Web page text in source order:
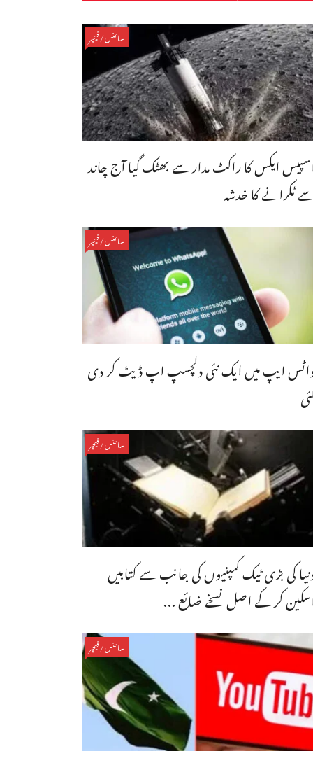
سائنس/فیچر
ایکس کا راکٹ مدار سے بھٹک گیا آج چاند
ٹکرانے کا خدشہ
سائنس/فیچر
ایپ میں ایک نئی دلچسپ اپ ڈیٹ کر دی
سائنس/فیچر
کی بڑی ٹیک کمپنیوں کی جانب سے کتابیں
کر کے اصل نسخے ضائع ...
سائنس/فیچر